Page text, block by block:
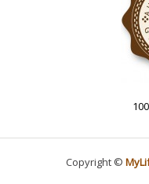
Copyright ©